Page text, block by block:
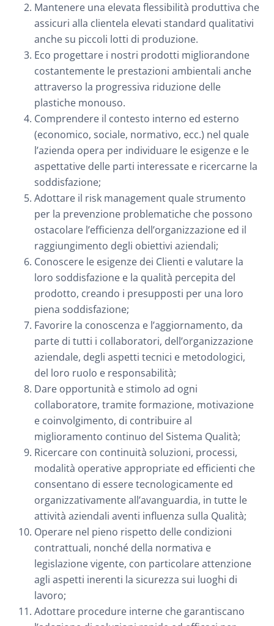
Mantenere una elevata flessibilità produttiva che
assicuri alla clientela elevati standard qualitativi
anche su piccoli lotti di produzione.
Eco progettare i nostri prodotti migliorandone
costantemente le prestazioni ambientali anche
attraverso la progressiva riduzione delle
plastiche monouso.
Comprendere il contesto interno ed esterno
(economico, sociale, normativo, ecc.) nel quale
l’azienda opera per individuare le esigenze e le
aspettative delle parti interessate e ricercarne la
soddisfazione;
Adottare il risk management quale strumento
per la prevenzione problematiche che possono
ostacolare l’efficienza dell’organizzazione ed il
raggiungimento degli obiettivi aziendali;
Conoscere le esigenze dei Clienti e valutare la
loro soddisfazione e la qualità percepita del
prodotto, creando i presupposti per una loro
piena soddisfazione;
Favorire la conoscenza e l’aggiornamento, da
parte di tutti i collaboratori, dell’organizzazione
aziendale, degli aspetti tecnici e metodologici,
del loro ruolo e responsabilità;
Dare opportunità e stimolo ad ogni
collaboratore, tramite formazione, motivazione
e coinvolgimento, di contribuire al
miglioramento continuo del Sistema Qualità;
Ricercare con continuità soluzioni, processi,
modalità operative appropriate ed efficienti che
consentano di essere tecnologicamente ed
organizzativamente all’avanguardia, in tutte le
attività aziendali aventi influenza sulla Qualità;
Operare nel pieno rispetto delle condizioni
contrattuali, nonché della normativa e
legislazione vigente, con particolare attenzione
agli aspetti inerenti la sicurezza sui luoghi di
lavoro;
Adottare procedure interne che garantiscano